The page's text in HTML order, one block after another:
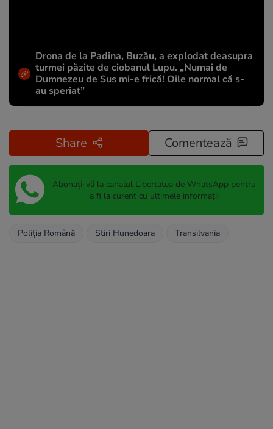
Drona de la Padina, Buzău, a explodat deasupra
turmei păzite de ciobanul Lupu. „Numai de
Dumnezeu de Sus mi-e frică! Oile normal că s-
au speriat”
Share Comentează
Abonați-vă la canalul Libertatea de WhatsApp pentru
a fi la curent cu ultimele informații
Poliția Română Stiri Hunedoara Transilvania